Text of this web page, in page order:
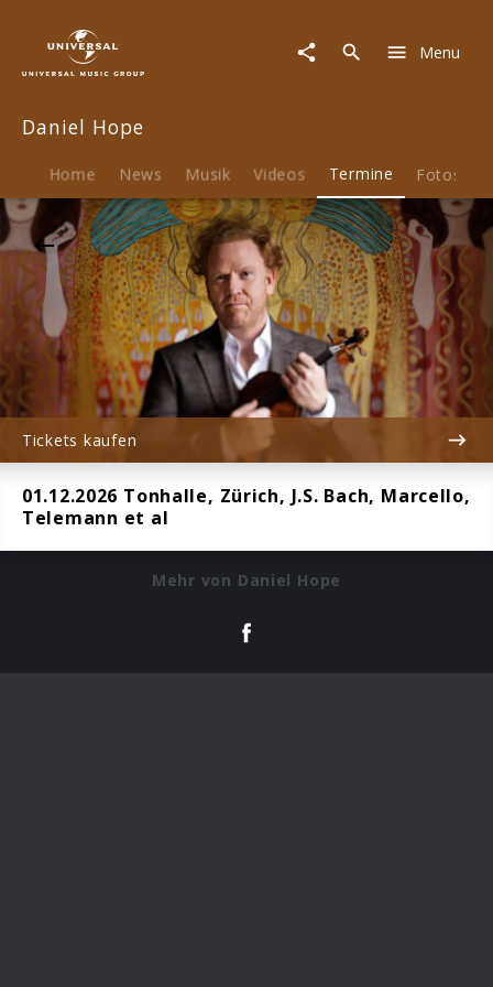
01.12.2026
Zürich,
Marcello,
Telemann
et
al
Menu
Daniel Hope
Home News Musik Videos Termine Fotos
01.12.2026 Tonhalle, Zürich, J.S. Bach, Marcello,
Telemann et al
Tickets kaufen
Mehr von Daniel Hope